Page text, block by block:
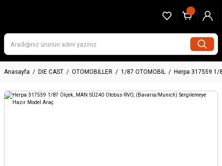
Anasayfa DIE CAST OTOMOBİLLER 1/87 OTOMOBİL Herpa 317559 1/